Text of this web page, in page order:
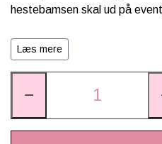
hestebamsen skal ud på
Det er muligt at tilkøbe et
sadel, trense, transporttaske
drømmen om en "rigtig" hest
Læs mere
−